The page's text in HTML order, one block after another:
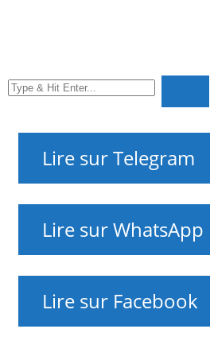
Lire sur Telegram
Lire sur WhatsApp
Lire sur Facebook